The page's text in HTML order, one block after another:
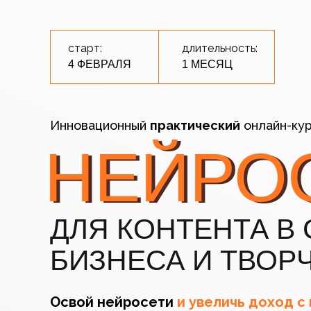
длительность:
1 МЕСЯЦ
4 ФЕВРАЛЯ
старт:
ДЛЯ КОНТЕНТА В
БИЗНЕСА И
Освой нейросети и увеличь доход
Инновационный практический онлайн-